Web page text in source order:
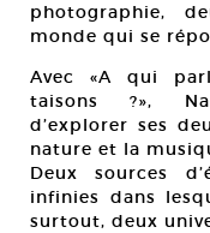
photographie,
monde qui se
Avec «A qui
taisons ?»,
d’explorer ses
nature et la
Deux sources
infinies dans
surtout, deux